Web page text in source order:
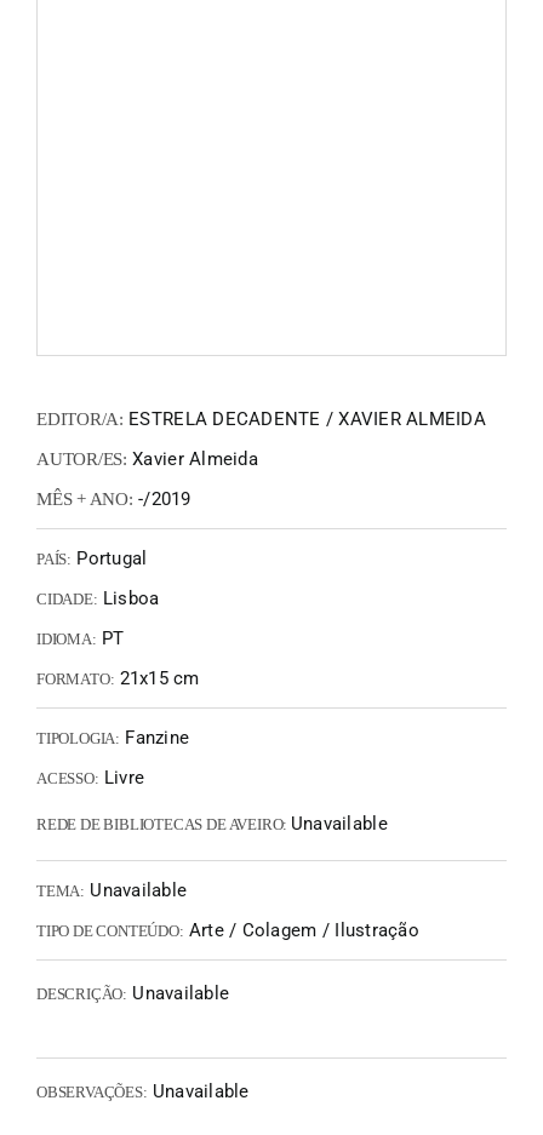
EDITOR/A: ESTRELA DECADENTE / XAVIER ALMEIDA
AUTOR/ES: Xavier Almeida
MÊS + ANO: -/2019
PAÍS: Portugal
CIDADE: Lisboa
IDIOMA: PT
FORMATO: 21x15 cm
TIPOLOGIA: Fanzine
ACESSO: Livre
REDE DE BIBLIOTECAS DE AVEIRO: Unavailable
TEMA: Unavailable
TIPO DE CONTEÚDO: Arte / Colagem / Ilustração
DESCRIÇÃO: Unavailable
OBSERVAÇÕES: Unavailable